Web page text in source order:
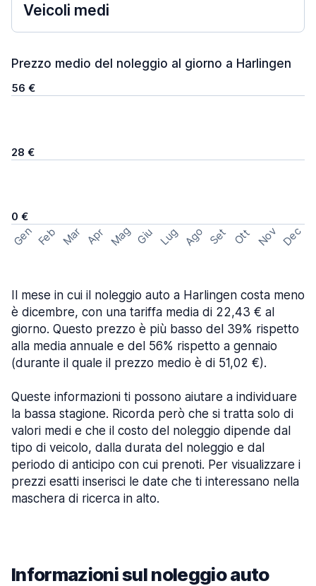
Veicoli medi
Prezzo medio del noleggio al giorno a Harlingen
56 €
28 €
0 €
Gen Feb Mar Apr Mag Giu Lug Ago Set Ott Nov Dec
Il mese in cui il noleggio auto a Harlingen costa meno
è dicembre, con una tariffa media di 22,43 € al
giorno. Questo prezzo è più basso del 39% rispetto
alla media annuale e del 56% rispetto a gennaio
(durante il quale il prezzo medio è di 51,02 €).
Queste informazioni ti possono aiutare a individuare
la bassa stagione. Ricorda però che si tratta solo di
valori medi e che il costo del noleggio dipende dal
tipo di veicolo, dalla durata del noleggio e dal
periodo di anticipo con cui prenoti. Per visualizzare i
prezzi esatti inserisci le date che ti interessano nella
maschera di ricerca in alto.
Informazioni sul noleggio auto